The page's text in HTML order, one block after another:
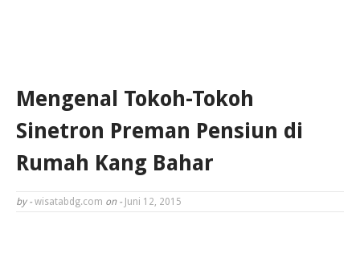
Mengenal Tokoh-Tokoh
Sinetron Preman Pensiun di
Rumah Kang Bahar
by - wisatabdg.com on - Juni 12, 2015